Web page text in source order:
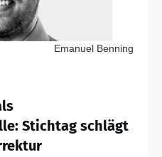
Emanuel Benning
Stichtag schlägt